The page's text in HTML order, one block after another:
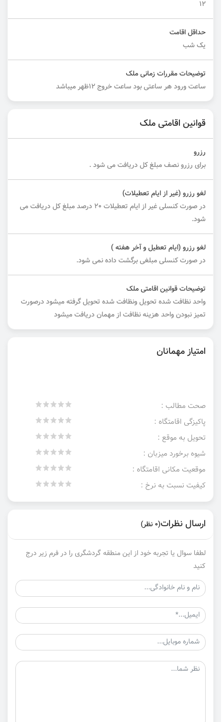
۱۲
حداقل اقامت
یک شب
توضیحات مقررات زمانی ملک
ساعت ورود هر ساعتی بود ساعت خروج ۱۲ظهر میباشد
قوانین اقامتی ملک
رزرو
برای رزرو نصف مبلغ کل دریافت می شود .
لغو رزرو (غیر از ایام تعطیلات)
در صورت کنسلی غیر از ایام تعطیلات ۲۰ درصد مبلغ کل دریافت می
شود.
لغو رزرو (ایام تعطیل و آخر هفته )
در صورت کنسلی مبلغی برگشت داده نمی شود.
توضیحات قوانین اقامتی ملک
واحد نظافت شده تحویل ونظافت شده تحویل گرفته میشود درصورت
تمیز نبودن واحد هزینه نظافت از مهمان دریافت میشود
امتیاز مهمانان
صحت مطالب :
پاکیزگی اقامتگاه :
تحویل به موقع :
شیوه برخورد میزبان :
موقعیت مکانی اقامتگاه :
کیفیت نسبت به نرخ :
ارسال نظرات(0 نظر)
لطفا سوال یا تجربه خود از این منطقه گردشگری را در فرم زیر درج
کنید